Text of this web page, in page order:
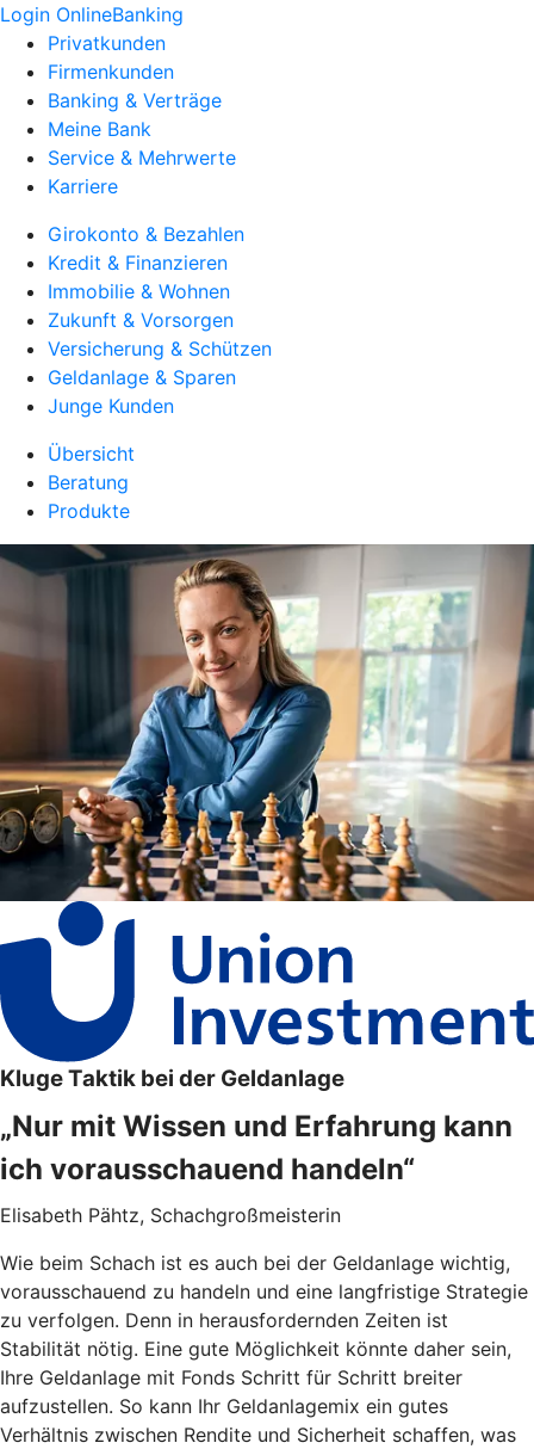
Login OnlineBanking
Privatkunden
Firmenkunden
Banking & Verträge
Meine Bank
Service & Mehrwerte
Karriere
Girokonto & Bezahlen
Kredit & Finanzieren
Immobilie & Wohnen
Zukunft & Vorsorgen
Versicherung & Schützen
Geldanlage & Sparen
Junge Kunden
Übersicht
Beratung
Produkte
Kluge Taktik bei der Geldanlage
„Nur mit Wissen und Erfahrung kann
ich vorausschauend handeln“
Elisabeth Pähtz, Schachgroßmeisterin
Wie beim Schach ist es auch bei der Geldanlage wichtig,
vorausschauend zu handeln und eine langfristige Strategie
zu verfolgen. Denn in herausfordernden Zeiten ist
Stabilität nötig. Eine gute Möglichkeit könnte daher sein,
Ihre Geldanlage mit Fonds Schritt für Schritt breiter
aufzustellen. So kann Ihr Geldanlagemix ein gutes
Verhältnis zwischen Rendite und Sicherheit schaffen, was